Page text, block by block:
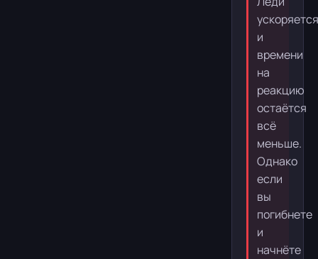
и
времени
на
реакцию
остаётся
всё
меньше.
Однако
если
вы
погибнете
и
начнёте